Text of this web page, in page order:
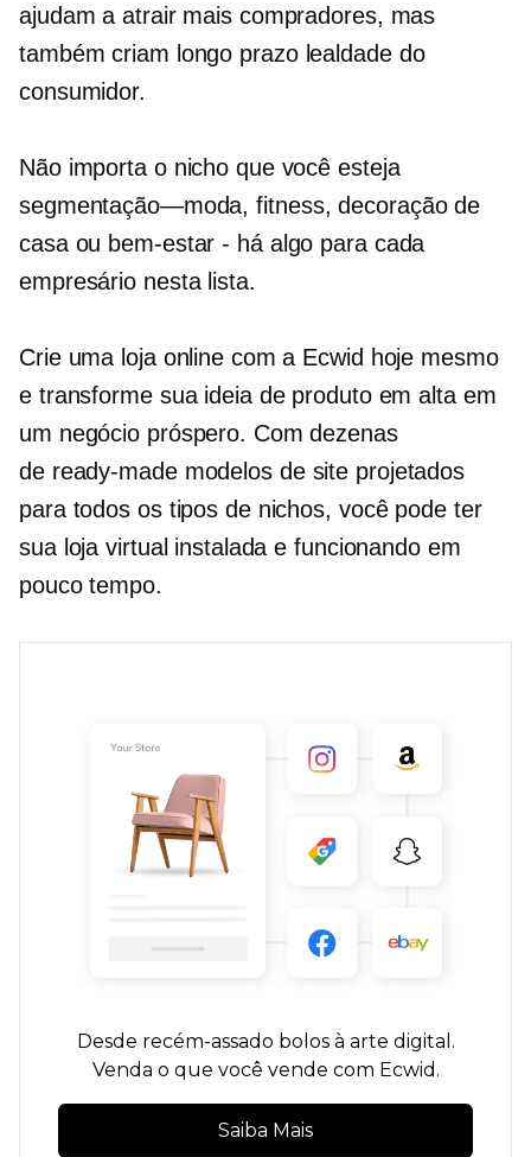
ajudam a atrair mais compradores, mas
também criam longo prazolealdade do
consumidor.
Não importa o nicho que você esteja
segmentação—moda, fitness, decoração de
casa ou bem-estar - háalgo para cada
empresário nesta lista.
Crie uma loja online com a Ecwid hoje mesmo
e transforme sua ideia de produto em alta em
um negócio próspero. Com dezenas
de ready-mademodelos de site projetados
para todos os tipos de nichos, você pode ter
sua loja virtual instalada e funcionando em
pouco tempo.
Desde recém-assado bolos à arte digital.
Venda o que você vende com Ecwid.
Saiba Mais